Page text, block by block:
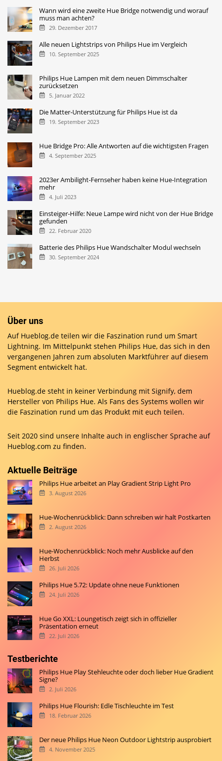
Wann wird eine zweite Hue Bridge notwendig und worauf
muss man achten?
29. Dezember 2017
Alle neuen Lightstrips von Philips Hue im Vergleich
10. September 2025
Philips Hue Lampen mit dem neuen Dimmschalter
zurücksetzen
5. Januar 2022
Die Matter-Unterstützung für Philips Hue ist da
19. September 2023
Hue Bridge Pro: Alle Antworten auf die wichtigsten Fragen
4. September 2025
2023er Ambilight-Fernseher haben keine Hue-Integration
mehr
4. Juli 2023
Einsteiger-Hilfe: Neue Lampe wird nicht von der Hue Bridge
gefunden
22. Februar 2020
Batterie des Philips Hue Wandschalter Modul wechseln
30. September 2024
Über uns
Auf Hueblog.de teilen wir die Faszination rund um Smart
Lightning. Im Mittelpunkt stehen Philips Hue, das sich in den
vergangenen Jahren zum absoluten Marktführer auf diesem
Segment entwickelt hat.
Hueblog.de steht in keiner Verbindung mit Signify, dem
Hersteller von Philips Hue. Als Fans des Systems wollen wir
die Faszination rund um das Produkt mit euch teilen.
Seit 2020 sind unsere Inhalte auch in englischer Sprache auf
Hueblog.com zu finden.
Aktuelle Beiträge
Philips Hue arbeitet an Play Gradient Strip Light Pro
3. August 2026
Hue-Wochenrückblick: Dann schreiben wir halt Postkarten
2. August 2026
Hue-Wochenrückblick: Noch mehr Ausblicke auf den
Herbst
26. Juli 2026
Philips Hue 5.72: Update ohne neue Funktionen
24. Juli 2026
Hue Go XXL: Loungetisch zeigt sich in offizieller
Präsentation erneut
22. Juli 2026
Testberichte
Philips Hue Play Stehleuchte oder doch lieber Hue Gradient
Signe?
2. Juli 2026
Philips Hue Flourish: Edle Tischleuchte im Test
18. Februar 2026
Der neue Philips Hue Neon Outdoor Lightstrip ausprobiert
4. November 2025